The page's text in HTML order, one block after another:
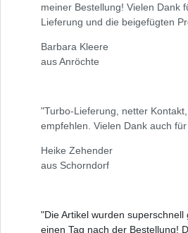
meiner Bestellung! Vielen Dank
Lieferung und die beigefügten
Barbara Kleere
aus Anröchte
"Turbo-Lieferung, netter
empfehlen. Vielen Dank auch
Heike Zehender
aus Schorndorf
"Die Artikel wurden superschnell
einen Tag nach der Bestellung!